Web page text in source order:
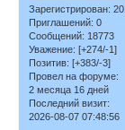
Зарегистрирован:
Приглашений: 0
Сообщений: 18773
Уважение: [+274/-1]
Позитив: [+383/-3]
Провел на форуме:
2 месяца 16 дней
Последний визит:
2026-08-07 07:48:56